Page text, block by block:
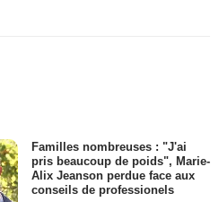
Familles nombreuses : "J'ai
pris beaucoup de poids", Marie-
Alix Jeanson perdue face aux
conseils de professionels